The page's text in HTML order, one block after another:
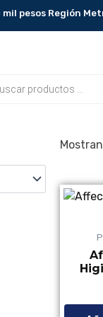
mil pesos Región